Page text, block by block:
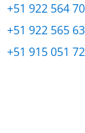
+51 922 564
+51 922 565
+51 915 051